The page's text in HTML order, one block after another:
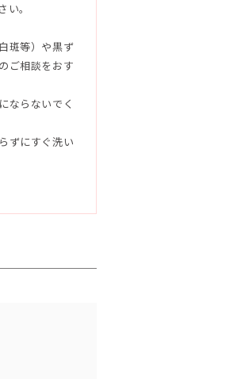
、BG、水酸化
、オキナワモズ
海塩、アラリア
子油、アセロラ
キス、オクラ果
ト、サンゴ末、
ウキンセンカ花
レンジ果皮油、
コイルメチルタ
、(クロロフィ
。
斑等）や黒ず
ご相談をおす
ならないでく
ずにすぐ洗い